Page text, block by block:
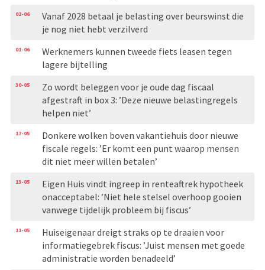
02-06
Vanaf 2028 betaal je belasting over beurswinst die
je nog niet hebt verzilverd
01-06
Werknemers kunnen tweede fiets leasen tegen
lagere bijtelling
30-05
Zo wordt beleggen voor je oude dag fiscaal
afgestraft in box 3: ’Deze nieuwe belastingregels
helpen niet’
17-05
Donkere wolken boven vakantiehuis door nieuwe
fiscale regels: ’Er komt een punt waarop mensen
dit niet meer willen betalen’
13-05
Eigen Huis vindt ingreep in renteaftrek hypotheek
onacceptabel: ’Niet hele stelsel overhoop gooien
vanwege tijdelijk probleem bij fiscus’
11-05
Huiseigenaar dreigt straks op te draaien voor
informatiegebrek fiscus: ’Juist mensen met goede
administratie worden benadeeld’